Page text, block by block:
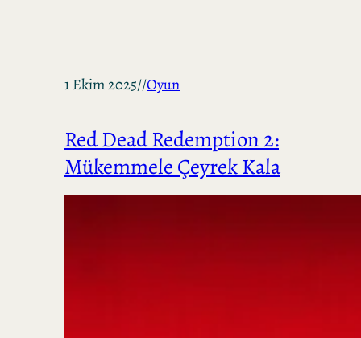
1 Ekim 2025//Oyun
Red Dead Redemption 2:
Mükemmele Çeyrek Kala